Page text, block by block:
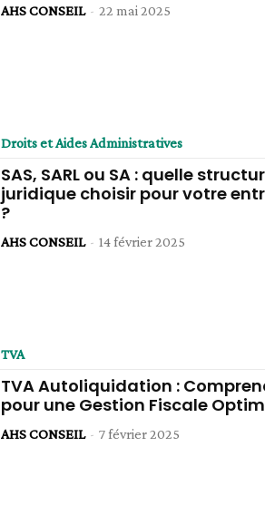
AHS CONSEIL - 22 mai 2025
Droits et Aides Administratives
SAS, SARL ou SA : quelle
juridique choisir pour votre
?
AHS CONSEIL - 14 février 2025
TVA
TVA Autoliquidation :
pour une Gestion Fiscale
AHS CONSEIL - 7 février 2025